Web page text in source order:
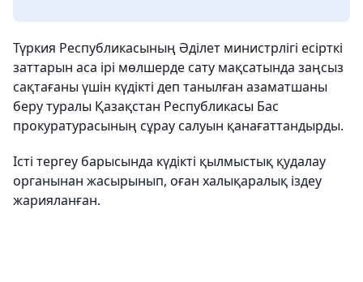
Түркия Республикасының Әділет министрлігі есірткі
заттарын аса ірі мөлшерде сату мақсатында заңсыз
сақтағаны үшін күдікті деп танылған азаматшаны
беру туралы Қазақстан Республикасы Бас
прокуратурасының сұрау салуын қанағаттандырды.
Істі тергеу барысында күдікті қылмыстық қудалау
органынан жасырынып, оған халықаралық іздеу
жарияланған.